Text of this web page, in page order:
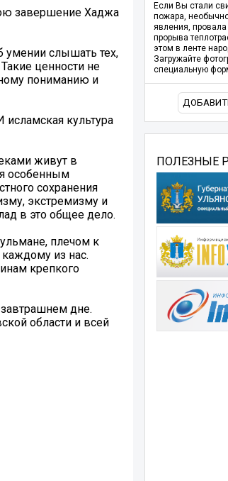
завершение Хаджа
умении слышать тех,
ценности не
пониманию и
культура
живут в
особенным
сохранения
экстремизму и
в это общее дело.
плечом к
из нас.
крепкого
дне.
области и всей
Если Вы стали
пожара,
явления, провала
прорыва
этом в ленте
Загружайте
специальную
ПОЛЕЗНЫЕ